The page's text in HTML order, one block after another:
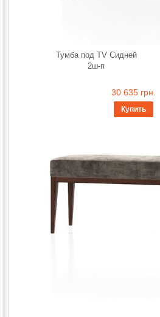
Тумба под TV Сидней
2ш-п
30 635 грн.
Купить